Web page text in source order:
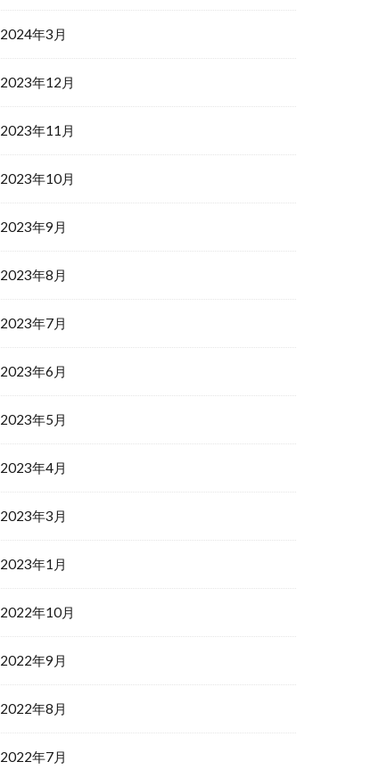
2024年3月
2023年12月
2023年11月
2023年10月
2023年9月
2023年8月
2023年7月
2023年6月
2023年5月
2023年4月
2023年3月
2023年1月
2022年10月
2022年9月
2022年8月
2022年7月